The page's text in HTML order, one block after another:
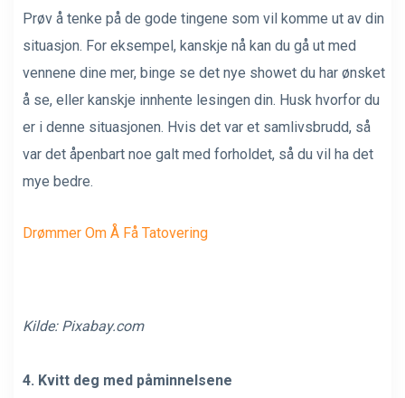
Prøv å tenke på de gode tingene som vil komme ut av din
situasjon. For eksempel, kanskje nå kan du gå ut med
vennene dine mer, binge se det nye showet du har ønsket
å se, eller kanskje innhente lesingen din. Husk hvorfor du
er i denne situasjonen. Hvis det var et samlivsbrudd, så
var det åpenbart noe galt med forholdet, så du vil ha det
mye bedre.
Drømmer Om Å Få Tatovering
Kilde: Pixabay.com
4. Kvitt deg med påminnelsene